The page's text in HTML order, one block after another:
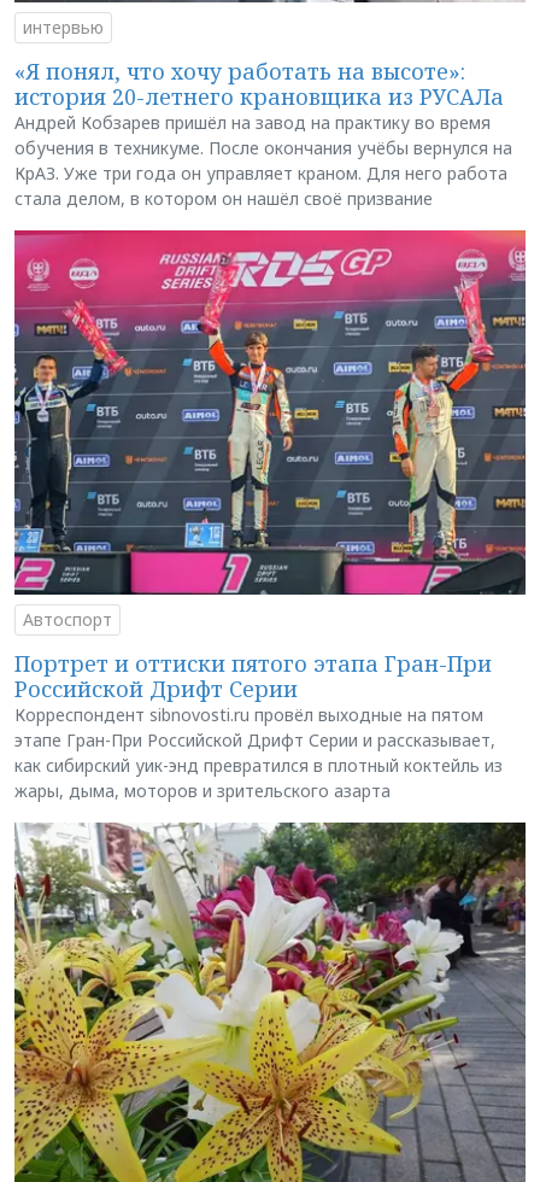
интервью
«Я понял, что хочу работать на высоте»:
история 20-летнего крановщика из РУСАЛа
Андрей Кобзарев пришёл на завод на практику во время
обучения в техникуме. После окончания учёбы вернулся на
КрАЗ. Уже три года он управляет краном. Для него работа
стала делом, в котором он нашёл своё призвание
Автоспорт
Портрет и оттиски пятого этапа Гран-При
Российской Дрифт Серии
Корреспондент sibnovosti.ru провёл выходные на пятом
этапе Гран-При Российской Дрифт Серии и рассказывает,
как сибирский уик-энд превратился в плотный коктейль из
жары, дыма, моторов и зрительского азарта